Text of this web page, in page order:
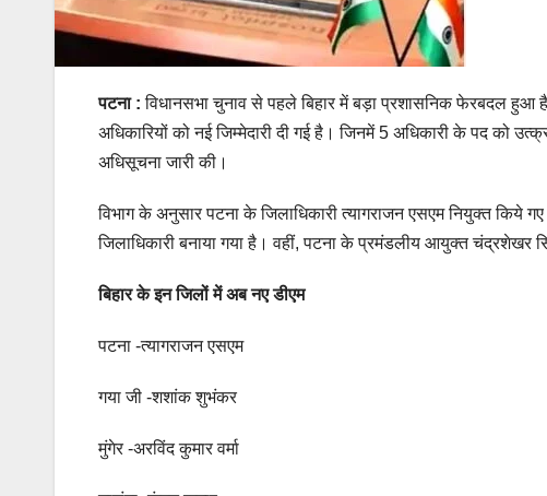
पटना :विधानसभा चुनाव से पहले बिहार में बड़ा प्रशासनिक फेरबदल
अधिकारियों को नई जिम्मेदारी दी गई है। जिनमें 5 अधिकारी के पद को
अधिसूचना जारी की।
विभाग के अनुसार पटना के जिलाधिकारी त्यागराजन एसएम नियुक्त किये
जिलाधिकारी बनाया गया है। वहीं, पटना के प्रमंडलीय आयुक्त
बिहार के इन जिलों में अब नए डीएम
पटना -त्यागराजन एसएम
गया जी -शशांक शुभंकर
मुंगेर -अरविंद कुमार वर्मा